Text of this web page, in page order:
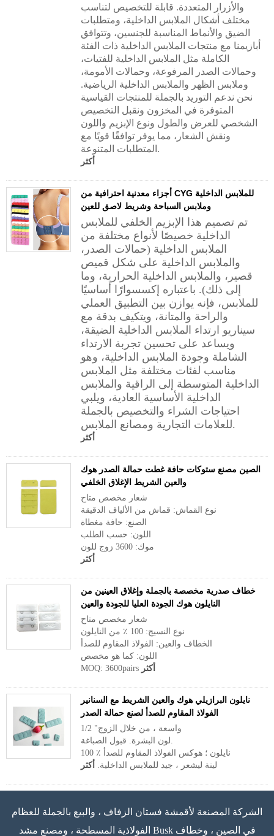
والأزرار المتعددة. قابلة للتخصيص لتناسب
مختلف أشكال الملابس الداخلية، ومتطلبات
الضيق والأنماط المناسبة للجنسين، وتتوافق
أبازيمنا مع منتجات الملابس الداخلية ذات الفئة
الكاملة مثل الملابس الداخلية للفتيات،
وحمالات الصدر المرفوعة، وحمالات الأمومة،
وملابس الظهر والملابس الداخلية الرياضية.
نحن ندعم التوريد بالجملة للمنتجات القياسية
المتوفرة في المخزون ونقبل التخصيص
الشخصي للعرض والطول ونوع الإبزيم واللون
ونقش الشعار، مما يوفر توافقًا قويًا مع
المتطلبات المتنوعة.
أكثر
أجزاء معدنية احترافية من CYG للملابس الداخلية
وملابس السباحة وشريط لاصق للعين
تم تصميم هذا الإبزيم الخلفي للملابس
الداخلية خصيصًا لأنواع مختلفة من
الملابس الداخلية (حمالات الصدر،
والملابس الداخلية على شكل قميص
قصير، والملابس الداخلية الحرارية، وما
إلى ذلك). باعتباره إكسسوارًا أساسيًا
للملابس، فإنه يوازن بين التطبيق العملي
والراحة والمتانة، ويتكيف بدقة مع
سيناريو ارتداء الملابس الداخلية الضيقة،
ويساعد على تحسين تجربة الارتداء
الشاملة وجودة الملابس الداخلية، وهو
مناسب لفئات مختلفة مثل الملابس
الداخلية المتوسطة إلى الراقية والملابس
الداخلية الأساسية العادية، ويلبي
احتياجات الشراء والتخصيص بالجملة
للعلامات التجارية ومصانع الملابس.
أكثر
الصين مصنع ستوكات حافة غطت حمالة الصدر هوك
والعين الشريط الإغلاق الخلفي
شعار مخصص متاح
نوع القماش: قماش من الألياف الدقيقة
الصنع: حافة مغطاة
اللون: حسب الطلب
موك: 3600 زوج للون
أكثر
خطاف صدرية مخصصة بالجملة وإغلاق العينين من
النايلون هوك الجودة العليا للجودة والعين
شعار مخصص متاح
نوع النسيج: 100 ٪ من النايلون
الخطاف والعين: الفولاذ المقاوم للصدأ
اللون: كما هو مخصص
MOQ: 3600pairs أكثر
نايلون البرازيلي هوك والعين الشريط مع السنانير
الفولاذ المقاوم للصدأ لصنع حمالة الصدر
1/2 "واسعة ، من خلال الزوج
لون البشرة. قبول الصباغة.
100 ٪ نايلون ؛ هوكس الفولاذ المقاوم للصدأ
لينة ليشعر ، جيد للملابس الداخلية. أكثر
الشركة المصنعة لأقمشة فستان الزفاف ، والبيع بالجملة للعظام
الفولاذية المسطحة ، ومصنع مشد Busk في الصين ، وخطاف